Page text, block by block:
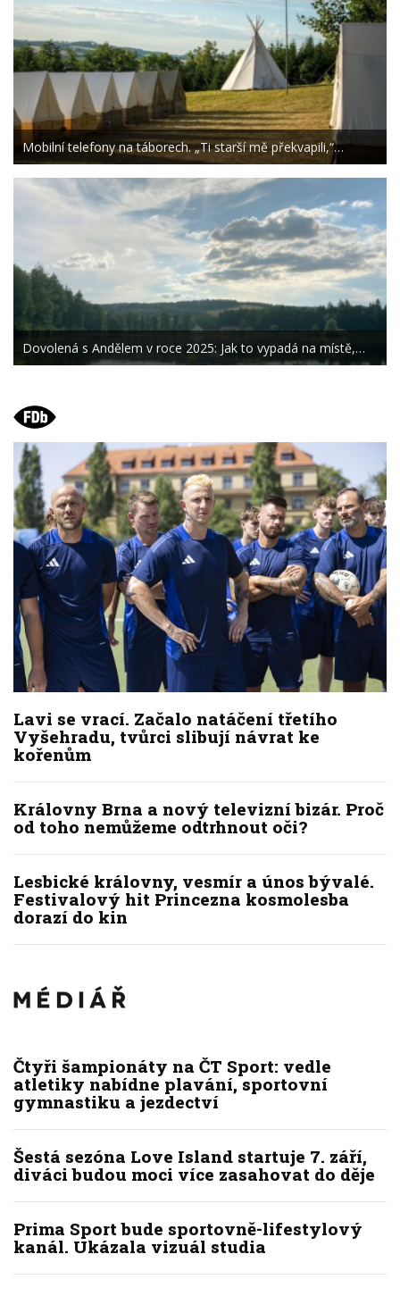
Mobilní telefony na táborech. „Ti starší mě překvapili,“…
Dovolená s Andělem v roce 2025: Jak to vypadá na místě,…
Lavi se vrací. Začalo natáčení třetího
Vyšehradu, tvůrci slibují návrat ke
kořenům
Královny Brna a nový televizní bizár. Proč
od toho nemůžeme odtrhnout oči?
Lesbické královny, vesmír a únos bývalé.
Festivalový hit Princezna kosmolesba
dorazí do kin
Čtyři šampionáty na ČT Sport: vedle
atletiky nabídne plavání, sportovní
gymnastiku a jezdectví
Šestá sezóna Love Island startuje 7. září,
diváci budou moci více zasahovat do děje
Prima Sport bude sportovně-lifestylový
kanál. Ukázala vizuál studia